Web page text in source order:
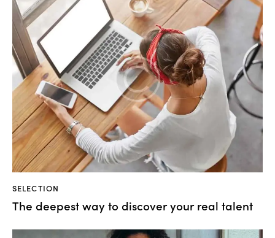
SELECTION
The deepest way to discover your real talent